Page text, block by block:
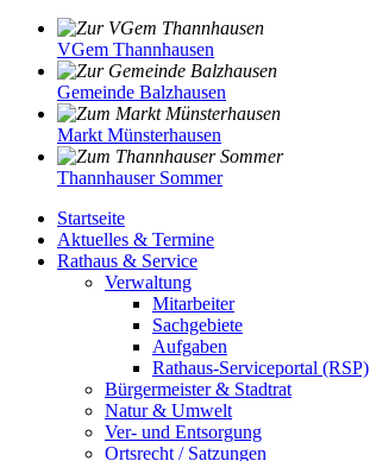
VGem Thannhausen
Gemeinde Balzhausen
Markt Münsterhausen
Thannhauser Sommer
Startseite
Aktuelles & Termine
Rathaus & Service
Verwaltung
Mitarbeiter
Sachgebiete
Aufgaben
Rathaus-Serviceportal (RSP)
Bürgermeister & Stadtrat
Natur & Umwelt
Ver- und Entsorgung
Ortsrecht / Satzungen